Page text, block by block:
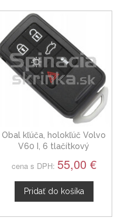
Obal kľúča, holokľúč Volvo
V60 I, 6 tlačítkový
cena s DPH: 55,00 €
Pridať do košíka